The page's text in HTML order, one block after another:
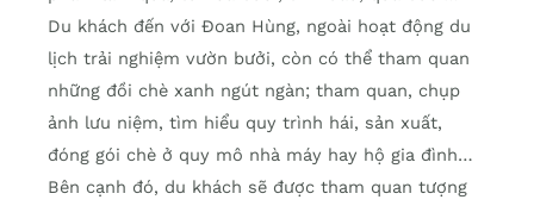
Du khách đến với Đoan Hùng, ngoài hoạt động du
lịch trải nghiệm vườn bưởi, còn có thể tham quan
những đồi chè xanh ngút ngàn; tham quan, chụp
ảnh lưu niệm, tìm hiểu quy trình hái, sản xuất,
đóng gói chè ở quy mô nhà máy hay hộ gia đình…
Bên cạnh đó, du khách sẽ được tham quan tượng